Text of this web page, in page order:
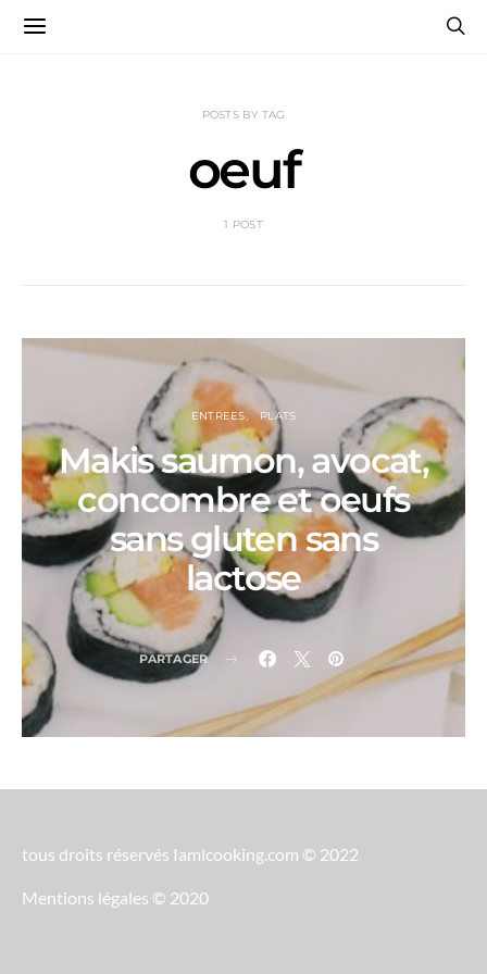
POSTS BY TAG
oeuf
1 POST
ENTREES PLATS
Makis saumon, avocat,
concombre et oeufs
sans gluten sans
lactose
PARTAGER
tous droits réservés Iamlcooking.com © 2022
Mentions légales © 2020